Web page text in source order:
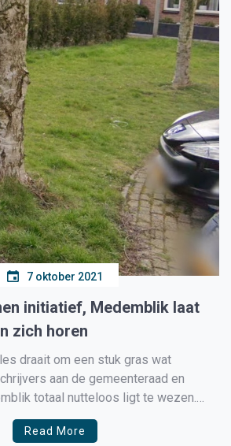
7 oktober 2021
initiatief, Medemblik laat
zich horen
draait om een stuk gras wat
aan de gemeenteraad en
totaal nutteloos ligt te wezen.
van de Verversgilde en
in Medemblik namen met initiatief
Read More